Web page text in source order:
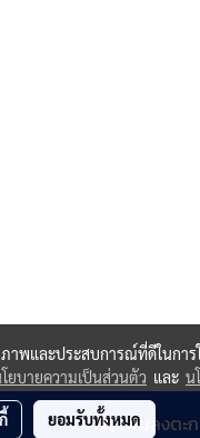
เพิ่มลงตะ
าพและประสบการณ์ที่ดีในการ
ยบายความเป็นส่วนตัว และ น
ยอมรับทั้งหมด